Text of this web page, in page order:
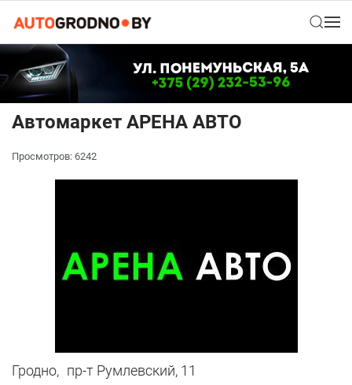
Автомаркет АРЕНА АВТО
Просмотров: 6242
Гродно, пр-т Румлевский, 11